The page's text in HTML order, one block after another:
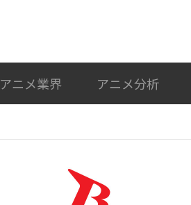
アニメ業界 アニメ分析